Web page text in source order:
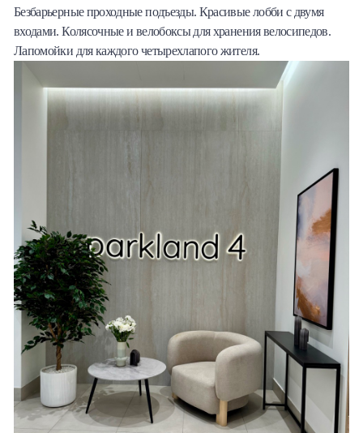
Безбарьерные проходные подъезды. Красивые лобби с двумя
входами. Колясочные и велобоксы для хранения велосипедов.
Лапомойки для каждого четырехлапого жителя.